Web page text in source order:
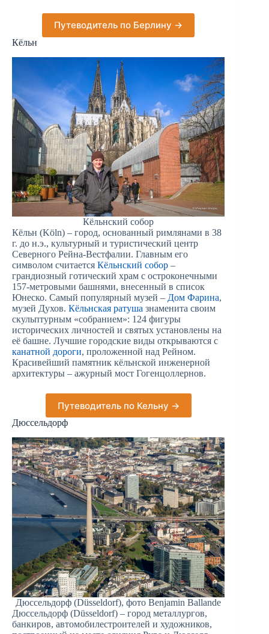
Путеводитель по Берлину →
Кёльн
Кёльнский собор
Кёльн (Köln) – город, основанный римлянами в 38
г. до н.э., культурный и туристический центр
Северного Рейна-Вестфалии. Главным его
символом считается Кёльнский собор –
грандиозный готический храм с остроконечными
157-метровыми башнями, внесенный в список
Юнеско. Самый популярный музей – Дом Фарина,
музей Духов. Кёльнская ратуша знаменита своим
скульптурным «собранием»: 124 фигуры
исторических личностей и святых установлены на
её башне. Лучшие городские виды открываются с
канатной дороги, проложенной над Рейном.
Красивейший памятник кёльнской инженерной
архитектуры – ажурный мост Гогенцоллернов.
Путеводитель по Кельну →
Дюссельдорф
Дюссельдорф (Düsseldorf), фото Benjamin Ballande
Дюссельдорф (Düsseldorf) – город металлургов,
банкиров, автомобилестроителей и художников,